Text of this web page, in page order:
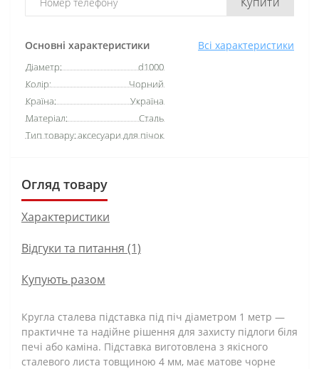
Основні характеристики Всі характеристики
Діаметр:
d1000
Колір:
Чорний
Країна:
Україна
Матеріал:
Сталь
Тип товару:аксесуари для пічок
Огляд товару
Характеристики
Відгуки та питання (1)
Купують разом
Кругла сталева підставка під піч діаметром 1 метр —
практичне та надійне рішення для захисту підлоги біля
печі або каміна. Підставка виготовлена з якісного
сталевого листа товщиною 4 мм, має матове чорне